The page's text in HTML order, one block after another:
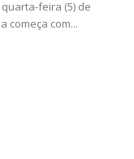
feira (5) de
começa com...